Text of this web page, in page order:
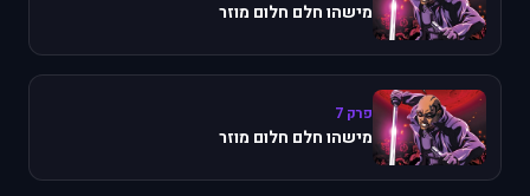
מישהו חלם חלום מוזר
פרק 7
מישהו חלם חלום מוזר